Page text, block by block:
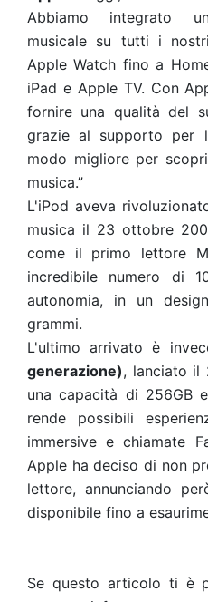
Abbiamo integrato
musicale su tutti i
Apple Watch fino a
iPad e Apple TV. Con
fornire una qualità del
grazie al supporto per
modo migliore per
musica.”
L'iPod aveva
musica il 23 ottobre
come il primo lettore
incredibile numero di
autonomia, in un
grammi.
L'ultimo arrivato è
generazione), lanciato il
una capacità di 256GB
rende possibili
immersive e chiamate
Apple ha deciso di non
lettore, annunciando
disponibile fino a
Se questo articolo ti è